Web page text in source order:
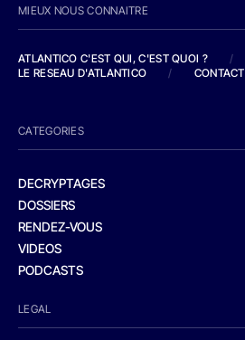
MIEUX NOUS CONNAITRE
ATLANTICO C'EST QUI, C'EST QUOI ?
/
LE RESEAU D'ATLANTICO
/ CONTACT
CATEGORIES
DECRYPTAGES
DOSSIERS
RENDEZ-VOUS
VIDEOS
PODCASTS
LEGAL